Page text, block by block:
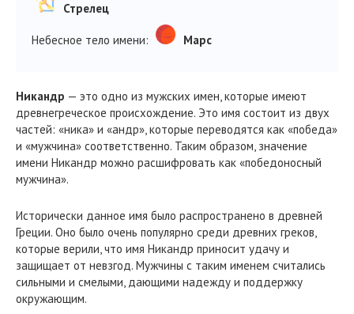
Стрелец
Небесное тело имени: Марс
Никандр — это одно из мужских имен, которые имеют
древнегреческое происхождение. Это имя состоит из двух
частей: «ника» и «андр», которые переводятся как «победа»
и «мужчина» соответственно. Таким образом, значение
имени Никандр можно расшифровать как «победоносный
мужчина».
Исторически данное имя было распространено в древней
Греции. Оно было очень популярно среди древних греков,
которые верили, что имя Никандр приносит удачу и
защищает от невзгод. Мужчины с таким именем считались
сильными и смелыми, дающими надежду и поддержку
окружающим.